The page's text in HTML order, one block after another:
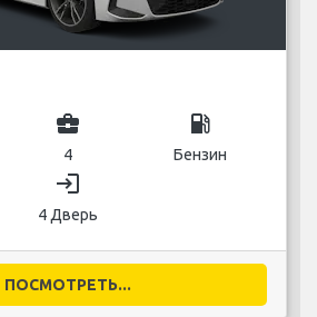
business_center
4
local_gas_station
Бензин
login
4 Дверь
ПОСМОТРЕТЬ...